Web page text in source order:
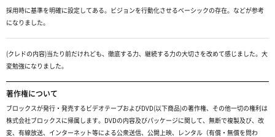
採用時に基準を明確に設定してある。ビジョンを行動化させるベーシックの存在。などが参考
になりました。
(クレドの内容)当たり前だけれども、徹底する力、継続する力の大切さを改めて感じました。大
変勉強になりました。
著作権について
ブロックスが発行・発売するビデオテープおよびDVD(以下商品)の著作権、その他一切の権利は
株式会社ブロックスに帰属します。DVDの内容及びパッケージに関して、無断で複製及び、改
変、有線放送、インターネット等による公衆送信、公開上映、レンタル（有償・無償を問わ